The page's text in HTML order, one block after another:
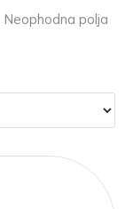
Neophodna polja